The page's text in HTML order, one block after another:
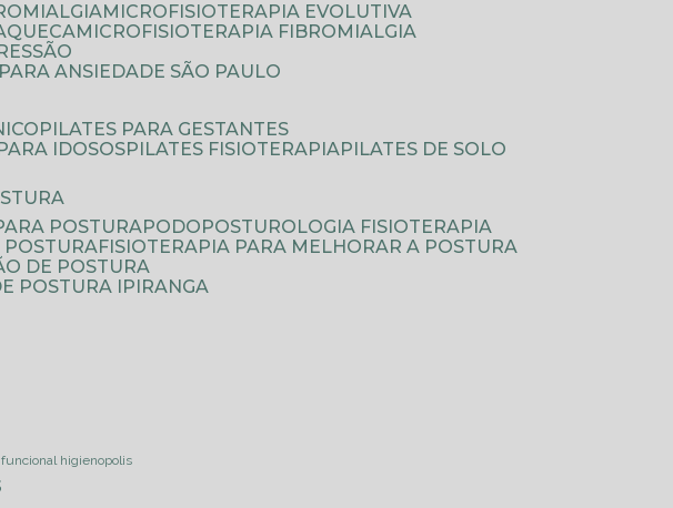
MICROFISIOTERAPIA EVOLUTIVA
MICROFISIOTERAPIA FIBROMIALGIA
PARA ANSIEDADE SÃO PAULO
PILATES PARA GESTANTES
IDOSOS PILATES FISIOTERAPIA
PILATES DE SOLO
POSTURA
PODOPOSTUROLOGIA FISIOTERAPIA
POSTURA
FISIOTERAPIA PARA MELHORAR A POSTURA
DE POSTURA
POSTURA IPIRANGA
higienopolis